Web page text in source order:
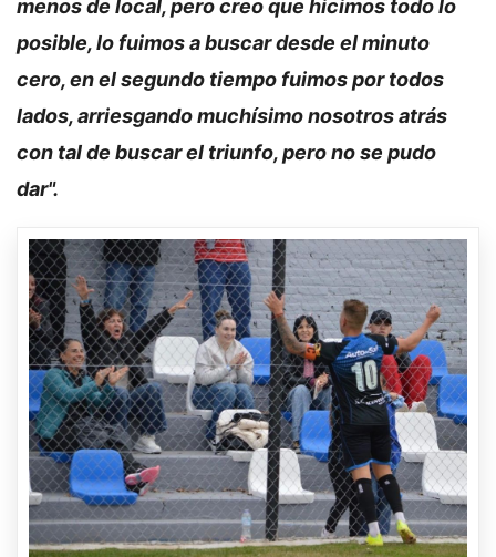
menos de local, pero creo que hicimos todo lo
posible, lo fuimos a buscar desde el minuto
cero, en el segundo tiempo fuimos por todos
lados, arriesgando muchísimo nosotros atrás
con tal de buscar el triunfo, pero no se pudo
dar".